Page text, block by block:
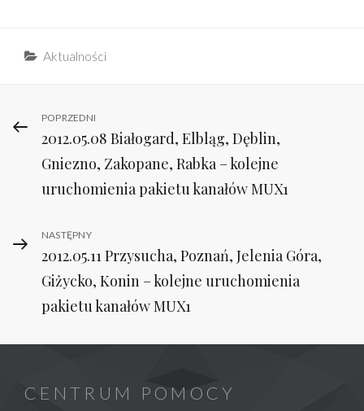
Categories
Aktualności
Nawigacja
wpisu
Previous
Post
POPRZEDNI
2012.05.08 Białogard, Elbląg, Dęblin,
Gniezno, Zakopane, Rabka – kolejne
uruchomienia pakietu kanałów MUX1
Next
Post
NASTĘPNY
2012.05.11 Przysucha, Poznań, Jelenia Góra,
Giżycko, Konin – kolejne uruchomienia
pakietu kanałów MUX1
CENTRUM POMOCY